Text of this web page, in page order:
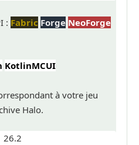
: Fabric Forge NeoForge
KotlinMCUI
à votre jeu
Halo.
26.2